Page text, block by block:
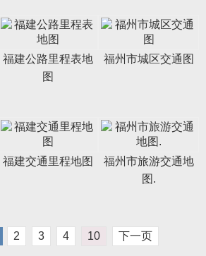
福建公路里程表地
图
福州市城区交通图
福建交通里程地图
福州市旅游交通地
图.
2 3 4 10 下一页